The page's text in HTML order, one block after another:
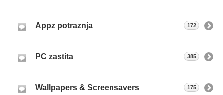
Appz potraznja 172
PC zastita 385
Wallpapers & Screensavers 175